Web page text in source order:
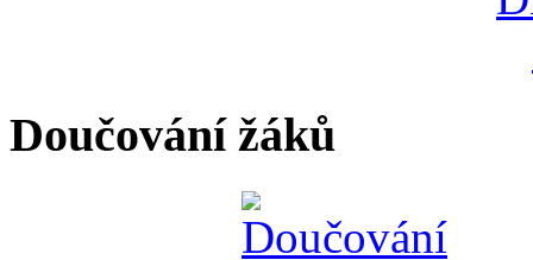
Doučování žáků